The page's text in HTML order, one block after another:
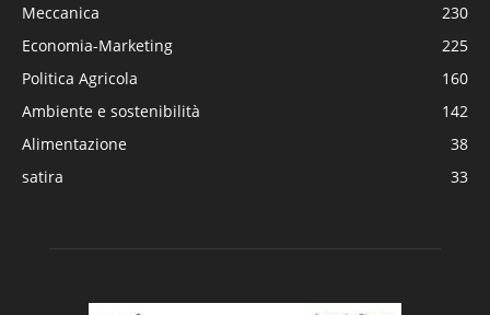
Meccanica
230
Economia-Marketing
225
Politica Agricola
160
Ambiente e sostenibilità
142
Alimentazione
38
satira
33